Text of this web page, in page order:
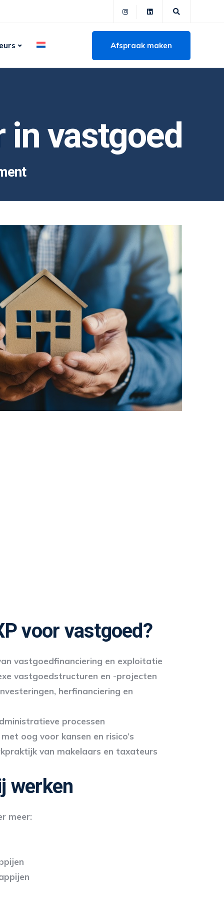
Afspraak maken
in vastgoed
voor vastgoed?
vastgoedfinanciering en exploitatie
vastgoedstructuren en -projecten
herfinanciering en
processen
oog voor kansen en risico’s
van makelaars en taxateurs
werken
meer: